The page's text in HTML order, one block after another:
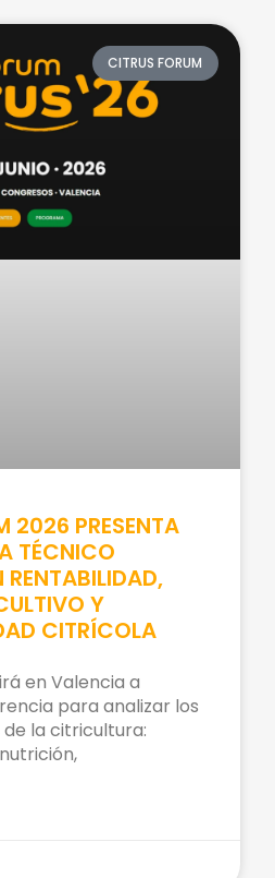
CITRUS FORUM
2026 PRESENTA
TÉCNICO
RENTABILIDAD,
Y
CITRÍCOLA
en Valencia a
para analizar los
la citricultura: